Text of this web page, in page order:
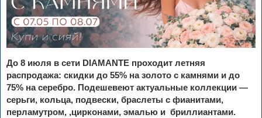
До 8 июля в сети DIAMANTE проходит летняя
распродажа: скидки до 55% на золото с камнями и до
75% на серебро. Подешевеют актуальные коллекции —
серьги, кольца, подвески, браслеты с фианитами,
перламутром, ,цирконами, эмалью и бриллиантами.